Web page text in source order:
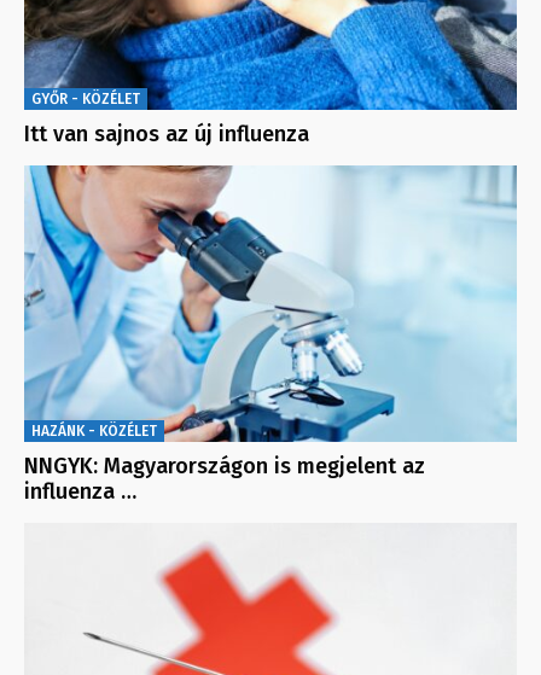
GYŐR - KÖZÉLET
Itt van sajnos az új influenza
HAZÁNK - KÖZÉLET
NNGYK: Magyarországon is megjelent az
influenza …